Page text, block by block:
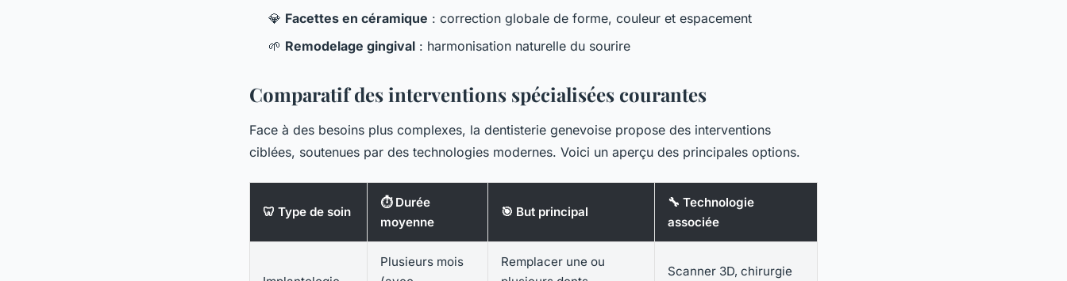
💎 Facettes en céramique : correction globale de forme, couleur et espacement
🌱 Remodelage gingival : harmonisation naturelle du sourire
Comparatif des interventions spécialisées courantes
Face à des besoins plus complexes, la dentisterie genevoise propose des interventions
ciblées, soutenues par des technologies modernes. Voici un aperçu des principales options.
🦷 Type de soin
⏱ Durée
moyenne
🎯 But principal
🔧 Technologie
associée
Plusieurs mois
Remplacer une ou
Scanner 3D, chirurgie